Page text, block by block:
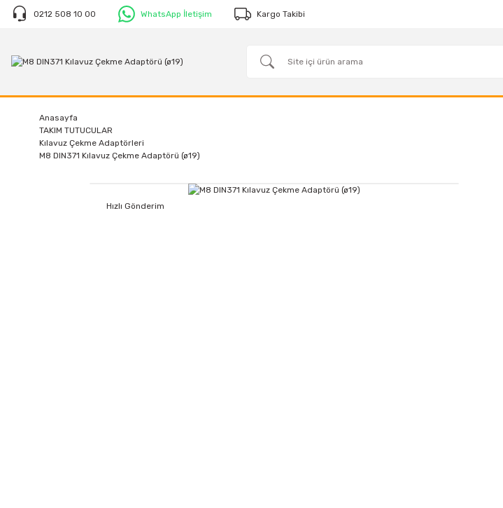
0212 508 10 00 WhatsApp İletişim Kargo Takibi
Anasayfa
TAKIM TUTUCULAR
Kılavuz Çekme Adaptörleri
M8 DIN371 Kılavuz Çekme Adaptörü (ø19)
Hızlı Gönderim